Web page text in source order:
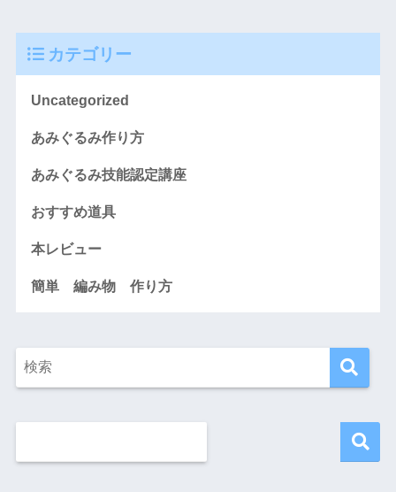
カテゴリー
Uncategorized
あみぐるみ作り方
あみぐるみ技能認定講座
おすすめ道具
本レビュー
簡単 編み物 作り方